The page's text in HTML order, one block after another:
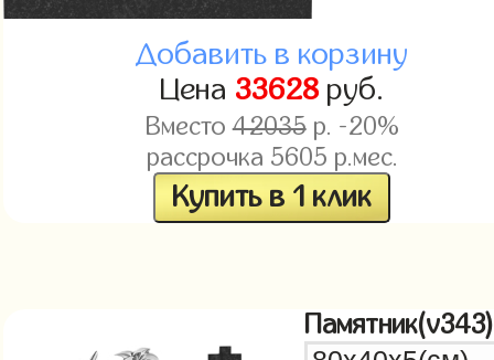
Добавить в корзину
Цена 33628 руб.
Вместо42035р. -20%
рассрочка 5605 р.мес.
Купить в 1 клик
Памятник(v343)